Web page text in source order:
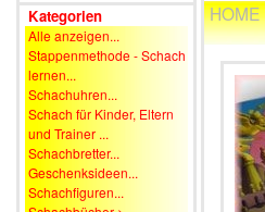
Kategorien
Alle anzeigen...
Stappenmethode - Schach
lernen...
Schachuhren...
Schach für Kinder, Eltern
und Trainer ...
Schachbretter...
Geschenksideen...
Schachfiguren...
HOME